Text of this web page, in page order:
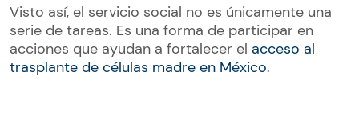
Visto así, el servicio social no es únicamente una
serie de tareas. Es una forma de participar en
acciones que ayudan a fortalecer el acceso al
trasplante de células madre en México.